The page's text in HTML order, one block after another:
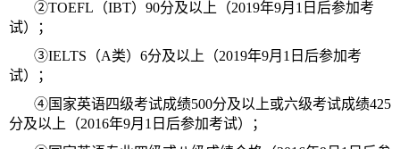
②TOEFL（IBT）90分及以上（2019年9月1日后参加考
试）；
③IELTS（A类）6分及以上（2019年9月1日后参加考
试）；
④国家英语四级考试成绩500分及以上或六级考试成绩425
分及以上（2016年9月1日后参加考试）；